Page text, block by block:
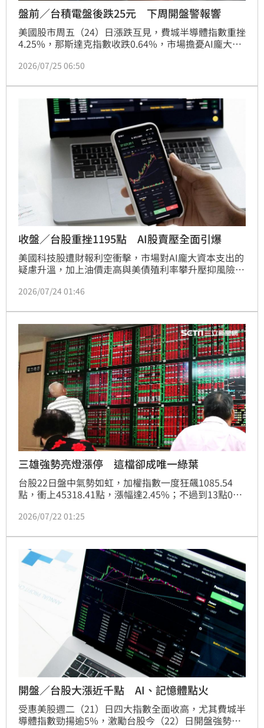
盤前／台積電盤後跌25元 下周開盤警報響
美國股市周五（24）日漲跌互見，費城半導體指數重挫
4.25%，那斯達克指數收跌0.64%，市場擔憂AI龐大資
台股方面，在美股利空衝擊下，台指期夜盤下跌445
元，短線市場信心仍偏保守，下周一(27)日台股開盤恐
延續修正走勢。
2026/07/25 06:50
收盤／台股重挫1195點 AI股賣壓全面引爆
美國科技股遭財報利空衝擊，市場對AI龐大資本支出的
疑慮升溫，加上油價走高與美債殖利率攀升壓抑風險性
數重挫1195.97點，收在43654.84點，跌幅2.67%；櫃
上市成交金額約7924.35億元，櫃買成交金額1893.33
億元，電子權值股與AI概念股全面遭到調節，市場氣氛
偏向保守。
2026/07/24 01:46
三雄強勢亮燈漲停 這檔卻成唯一綠葉
台股22日盤中氣勢如虹，加權指數一度狂飆1085.54
點，衝上45318.41點，漲幅達2.45%；不過到13點07
673.88點、漲幅1.52%。值得注意的是，記憶體族群集
宏（2377）三雄同步亮燈漲停，帶動整個記憶體概念
股全面噴出，僅有一檔逆勢下滑，未能跟上這波多頭列
車。
2026/07/22 01:25
開盤／台股大漲近千點 AI、記憶體點火
受惠美股週二（21）日四大指數全面收高，尤其費城半
導體指數勁揚逾5%，激勵台股今（22）日開盤強勢表